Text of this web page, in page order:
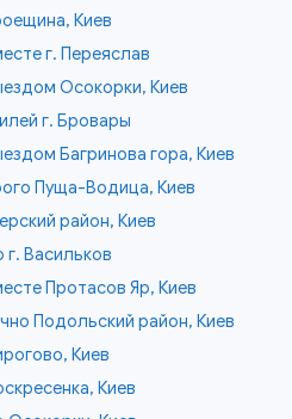
Киев
г. Переяслав
Осокорки, Киев
г. Бровары
Багринова гора, Киев
Пуща-Водица, Киев
район, Киев
г. Васильков
Протасов Яр, Киев
Подольский район, Киев
Киев
Киев